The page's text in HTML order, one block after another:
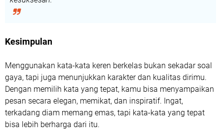
Kesimpulan
Menggunakan kata-kata keren berkelas bukan sekadar soal
gaya, tapi juga menunjukkan karakter dan kualitas dirimu.
Dengan memilih kata yang tepat, kamu bisa menyampaikan
pesan secara elegan, memikat, dan inspiratif. Ingat,
terkadang diam memang emas, tapi kata-kata yang tepat
bisa lebih berharga dari itu.